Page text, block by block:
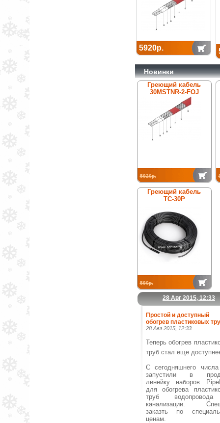
5920р.
Новинки
Греющий кабель
30MSTNR-2-FOJ
5920р.
Греющий кабель
ТС-30Р
590р.
28 Авг 2015, 12:33
Простой и доступный
обогрев пластиковых
28 Авг 2015, 12:33
Теперь обогрев
труб стал еще
С сегодняшнего
запустили в
линейку наборов
для обогрева
труб
канализации.
заказть по
ценам.